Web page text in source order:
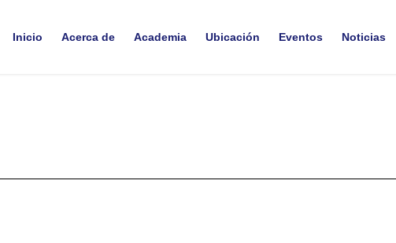
Inicio Acerca de Academia Ubicación Eventos Noticias